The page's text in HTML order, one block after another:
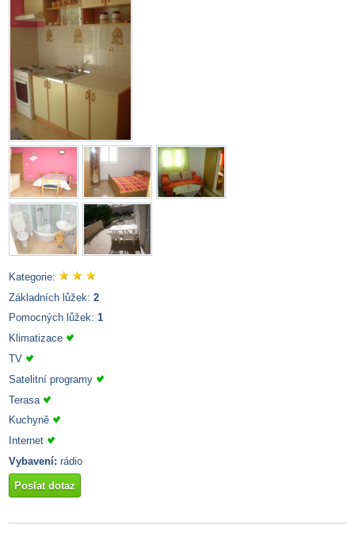
Kategorie:
Základních lůžek: 2
Pomocných lůžek: 1
Klimatizace
TV
Satelitní programy
Terasa
Kuchyně
Internet
Vybavení: rádio
Poslat dotaz